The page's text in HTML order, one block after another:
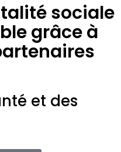
sociale
grâce à
et des